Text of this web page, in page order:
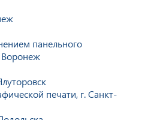
панельного
Воронеж
печати, г. Санкт-